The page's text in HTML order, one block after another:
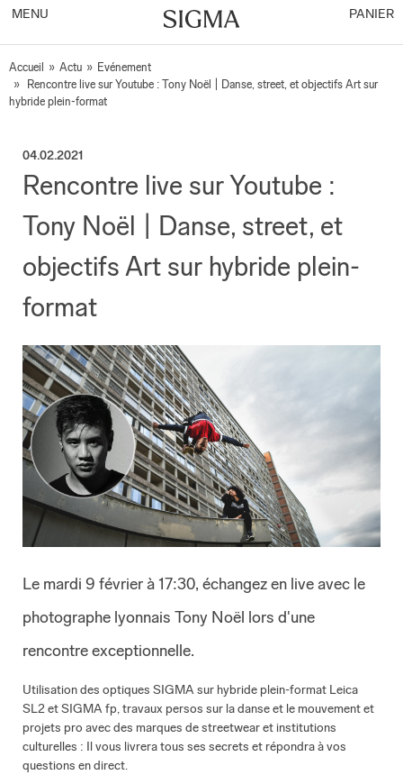
MENU PANIER
Accueil » Actu » Evénement
»
Rencontre live sur Youtube : Tony Noël | Danse, street, et objectifs Art sur
hybride plein-format
04.02.2021
Rencontre live sur Youtube :
Tony Noël | Danse, street, et
objectifs Art sur hybride plein-
format
Le mardi 9 février à 17:30, échangez en live avec le
photographe lyonnais Tony Noël lors d'une
rencontre exceptionnelle.
Utilisation des optiques SIGMA sur hybride plein-format Leica
SL2 et SIGMA fp, travaux persos sur la danse et le mouvement et
projets pro avec des marques de streetwear et institutions
culturelles : Il vous livrera tous ses secrets et répondra à vos
questions en direct.